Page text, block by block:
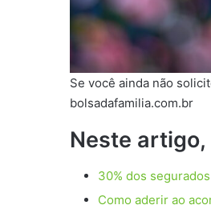
Se você ainda não
bolsadafamilia.com.br
Neste
30% dos
Como aderir ao